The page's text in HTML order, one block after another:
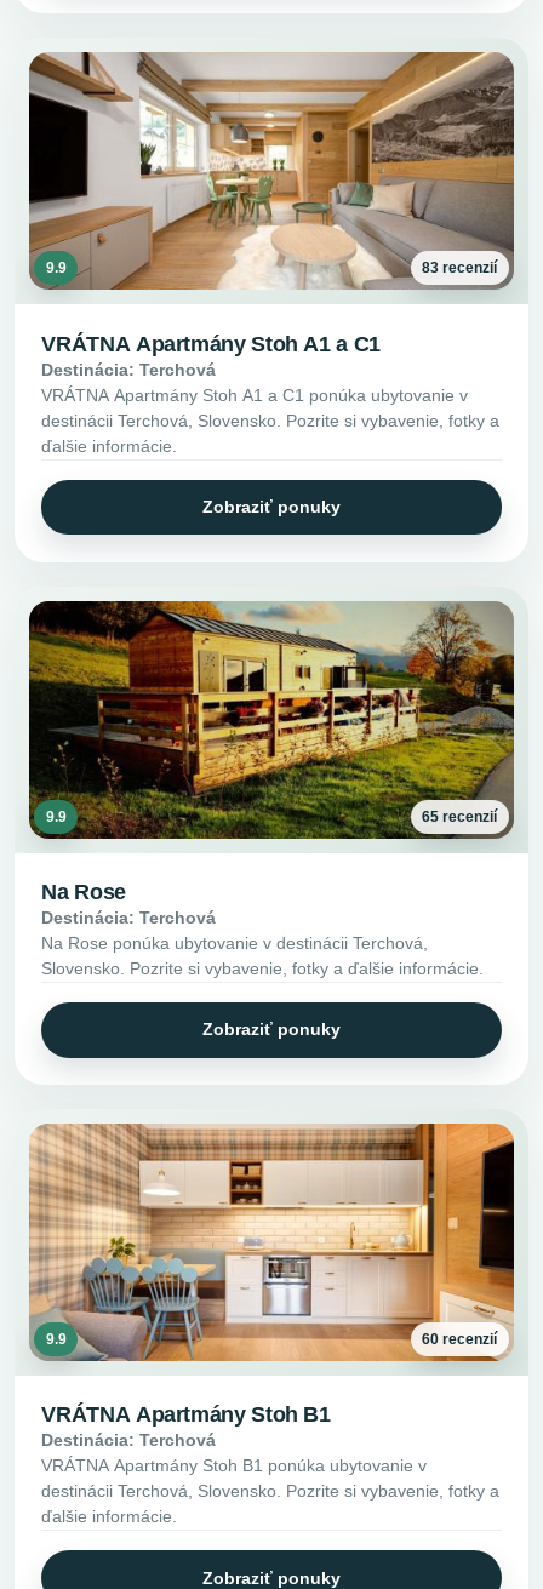
9.9 83 recenzií
VRÁTNA Apartmány Stoh A1 a C1
Destinácia: Terchová
VRÁTNA Apartmány Stoh A1 a C1 ponúka ubytovanie v
destinácii Terchová, Slovensko. Pozrite si vybavenie, fotky a
ďalšie informácie.
Zobraziť ponuky
9.9 65 recenzií
Na Rose
Destinácia: Terchová
Na Rose ponúka ubytovanie v destinácii Terchová,
Slovensko. Pozrite si vybavenie, fotky a ďalšie informácie.
Zobraziť ponuky
9.9 60 recenzií
VRÁTNA Apartmány Stoh B1
Destinácia: Terchová
VRÁTNA Apartmány Stoh B1 ponúka ubytovanie v
destinácii Terchová, Slovensko. Pozrite si vybavenie, fotky a
ďalšie informácie.
Zobraziť ponuky